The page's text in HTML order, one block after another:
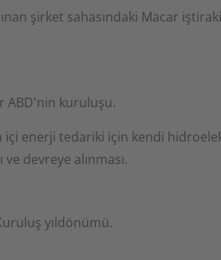
şirket sahasındaki Macar
ABD'nin kuruluşu.
enerji tedariki için kendi
devreye alınması.
yıldönümü.